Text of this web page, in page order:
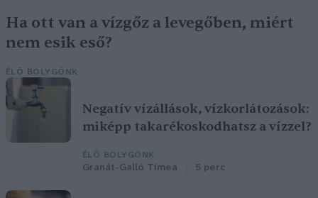
Ha ott van a vízgőz a levegőben, miért
nem esik eső?
ÉLŐ BOLYGÓNK
Negatív vízállások, vízkorlátozások:
miképp takarékoskodhatsz a vízzel?
ÉLŐ BOLYGÓNK
Granát-Galló Tímea 5 perc